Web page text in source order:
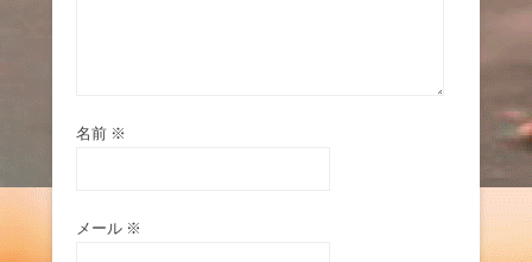
名前 ※
メール ※